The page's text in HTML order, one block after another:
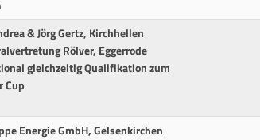
& Jörg Gertz, Kirchhellen
Rölver, Eggerrode
gleichzeitig Qualifikation zum
Cup
Energie GmbH, Gelsenkirchen